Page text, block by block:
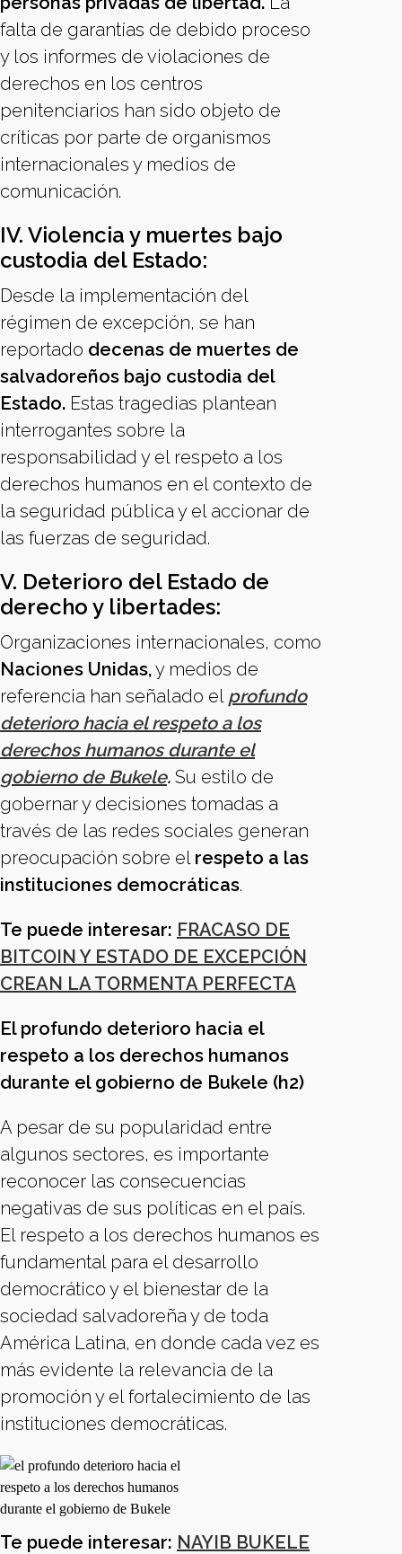
falta de garantías de debido proceso
y los informes de violaciones de
derechos en los centros
penitenciarios han sido objeto de
críticas por parte de organismos
internacionales y medios de
comunicación.
IV. Violencia y muertes bajo
custodia del Estado:
Desde la implementación del
régimen de excepción, se han
reportado decenas de muertes de
salvadoreños bajo custodia del
Estado. Estas tragedias plantean
interrogantes sobre la
responsabilidad y el respeto a los
derechos humanos en el contexto de
la seguridad pública y el accionar de
las fuerzas de seguridad.
V. Deterioro del Estado de
derecho y libertades:
Organizaciones internacionales, como
Naciones Unidas,y medios de
referencia han señalado el profundo
deterioro hacia el respeto a los
derechos humanos durante el
gobierno de Bukele. Su estilo de
gobernar y decisiones tomadas a
través de las redes sociales generan
preocupación sobre el respeto a las
instituciones democráticas.
Te puede interesar: FRACASO DE
BITCOIN Y ESTADO DE EXCEPCIÓN
CREAN LA TORMENTA PERFECTA
El profundo deterioro hacia el
respeto a los derechos humanos
durante el gobierno de Bukele (h2)
A pesar de su popularidad entre
algunos sectores, es importante
reconocer las consecuencias
negativas de sus políticas en el país.
El respeto a los derechos humanos es
fundamental para el desarrollo
democrático y el bienestar de la
sociedad salvadoreña y de toda
América Latina, en donde cada vez es
más evidente la relevancia de la
promoción y el fortalecimiento de las
instituciones democráticas.
Te puede interesar: NAYIB BUKELE